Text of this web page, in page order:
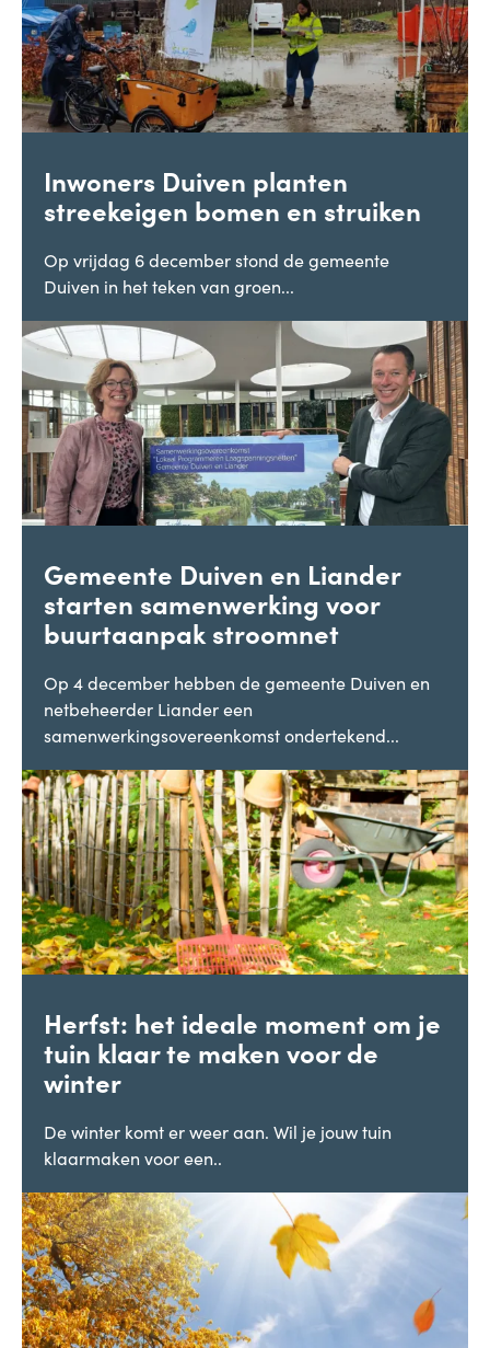
Inwoners Duiven planten
streekeigen bomen en struiken
Op vrijdag 6 december stond de gemeente
Duiven in het teken van groen...
Gemeente Duiven en Liander
starten samenwerking voor
buurtaanpak stroomnet
Op 4 december hebben de gemeente Duiven en
netbeheerder Liander een
samenwerkingsovereenkomst ondertekend...
Herfst: het ideale moment om je
tuin klaar te maken voor de
winter
De winter komt er weer aan. Wil je jouw tuin
klaarmaken voor een..